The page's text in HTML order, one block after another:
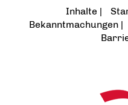
Inhalte
Bekanntmachungen